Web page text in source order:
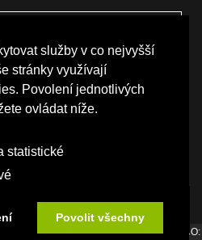
služby v co nejvyšší
stránky využívají
Povolení jednotlivých
ovládat níže.
statistické
Povolit všechny
PARTNEŘI
vydavatelství Srdce Evropy s.r.o., IČO: